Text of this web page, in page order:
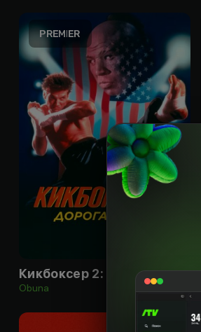
Кикбоксер 2: Дорога назад
Obuna